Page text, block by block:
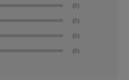
(0)
(0)
(0)
(0)